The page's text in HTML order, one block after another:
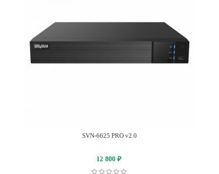
SVN-6625 PRO v2.0
12 800 ₽